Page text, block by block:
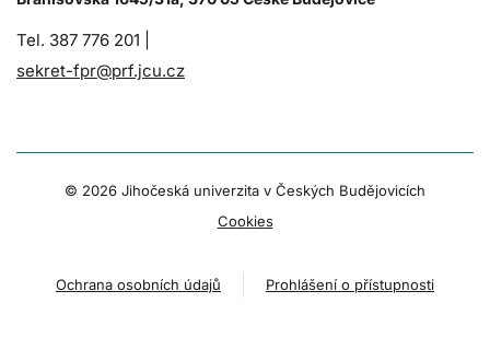
Tel. 387 776 201 |
sekret-fpr@prf.jcu.cz
© 2026 Jihočeská univerzita v Českých Budějovicích
Cookies
Ochrana osobních údajů Prohlášení o přístupnosti